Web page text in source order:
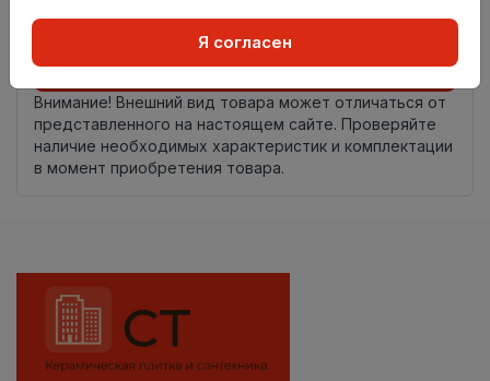
Добавить в корзину
Внимание! Внешний вид товара может отличаться от
представленного на настоящем сайте. Проверяйте
наличие необходимых характеристик и комплектации
в момент приобретения товара.
Я согласен